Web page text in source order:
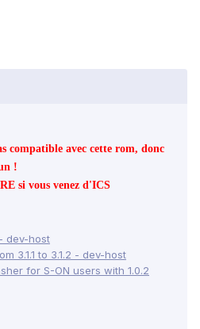
compatible avec cette rom, donc
!
si vous venez d'ICS
dev-host
3.1.1 to 3.1.2 - dev-host
for S-ON users with 1.0.2